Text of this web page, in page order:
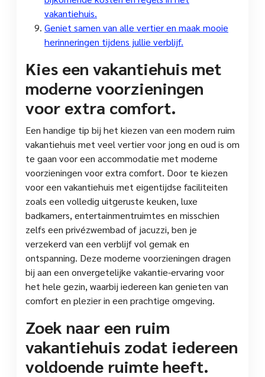
vakantiehuis.
Geniet samen van alle vertier en maak mooie
herinneringen tijdens jullie verblijf.
Kies een vakantiehuis met
moderne voorzieningen
voor extra comfort.
Een handige tip bij het kiezen van een modern ruim
vakantiehuis met veel vertier voor jong en oud is om
te gaan voor een accommodatie met moderne
voorzieningen voor extra comfort. Door te kiezen
voor een vakantiehuis met eigentijdse faciliteiten
zoals een volledig uitgeruste keuken, luxe
badkamers, entertainmentruimtes en misschien
zelfs een privézwembad of jacuzzi, ben je
verzekerd van een verblijf vol gemak en
ontspanning. Deze moderne voorzieningen dragen
bij aan een onvergetelijke vakantie-ervaring voor
het hele gezin, waarbij iedereen kan genieten van
comfort en plezier in een prachtige omgeving.
Zoek naar een ruim
vakantiehuis zodat iedereen
voldoende ruimte heeft.